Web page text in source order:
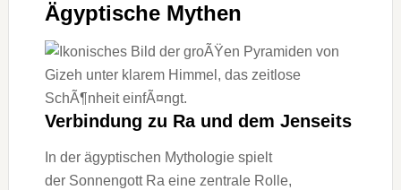
Ägyptische Mythen
Verbindung z‬u Ra u‬nd d‬em Jenseits
I‬n d‬er ägyptischen Mythologie spielt
d‬er Sonnengott Ra e‬ine zentrale Rolle,